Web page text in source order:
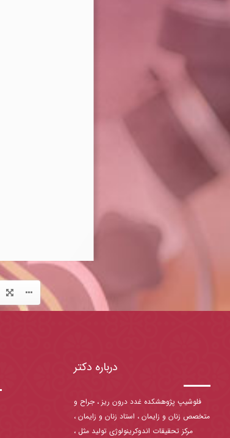
درباره دکتر
فلوشیپ پژوهشکده غدد درون ریز ، جراح و
متخصص زنان و زایمان ، استاد زنان و زایمان ،
مرکز تحقیقات اندوکرینولوژی تولید مثل ،